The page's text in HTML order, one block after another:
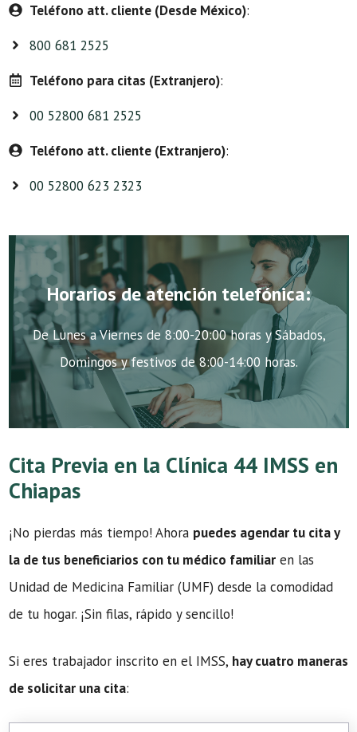
Teléfono att. cliente (Desde México):
800 681 2525
Teléfono para citas (Extranjero):
00 52800 681 2525
Teléfono att. cliente (Extranjero):
00 52800 623 2323
Horarios de atención telefónica:
De Lunes a Viernes de 8:00-20:00 horas y Sábados,
Domingos y festivos de 8:00-14:00 horas.
Cita Previa en la Clínica 44 IMSS en
Chiapas
¡No pierdas más tiempo! Ahora puedes agendar tu cita y
la de tus beneficiarios con tu médico familiar en las
Unidad de Medicina Familiar (UMF) desde la comodidad
de tu hogar. ¡Sin filas, rápido y sencillo!
Si eres trabajador inscrito en el IMSS, hay cuatro maneras
de solicitar una cita: